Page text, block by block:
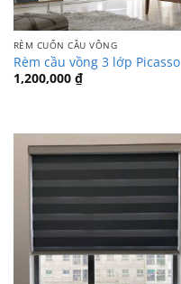
RÈM CUỐN CẦU VỒNG
Rèm cầu vồng 3 lớp Picasso
1,200,000 ₫